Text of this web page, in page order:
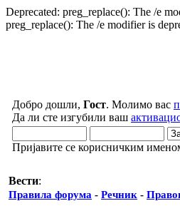
Deprecated: preg_replace(): The /e
preg_replace(): The /e modifier is
Добро дошли, Гост. Молимо вас
Да ли сте изгубили ваш
Пријавите се корисничким
Вести:
Правила форума - Речник -